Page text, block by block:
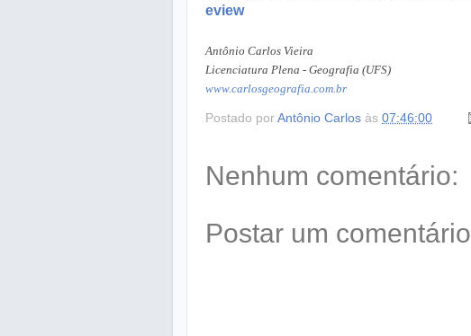
eview
Antônio Carlos Vieira
Licenciatura Plena - Geografia (UFS)
www.carlosgeografia.com.br
Postado porAntônio Carlos às 07:46:00
Nenhum comentário:
Postar um comentário